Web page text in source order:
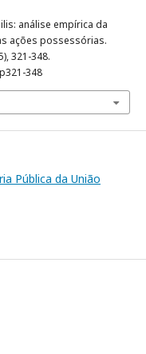
análise empírica da
ações possessórias.
321-348.
348
Pública da União